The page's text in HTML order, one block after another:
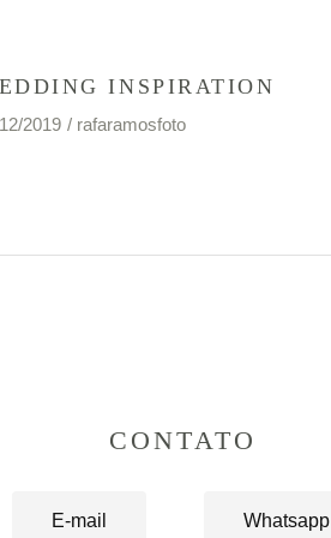
INSPIRATION
2019 rafaramosfoto
CONTATO
E-mail Whatsapp